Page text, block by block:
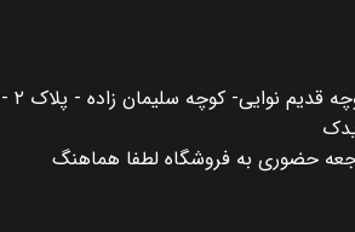
مناسب برای هیوندای اکسنت
تهران - خیابان ملت - کوچه قدیم نوایی- کوچه سلیمان زاده - پلاک ۲ -
حضوری به فروشگاه لطفا هماهنگ